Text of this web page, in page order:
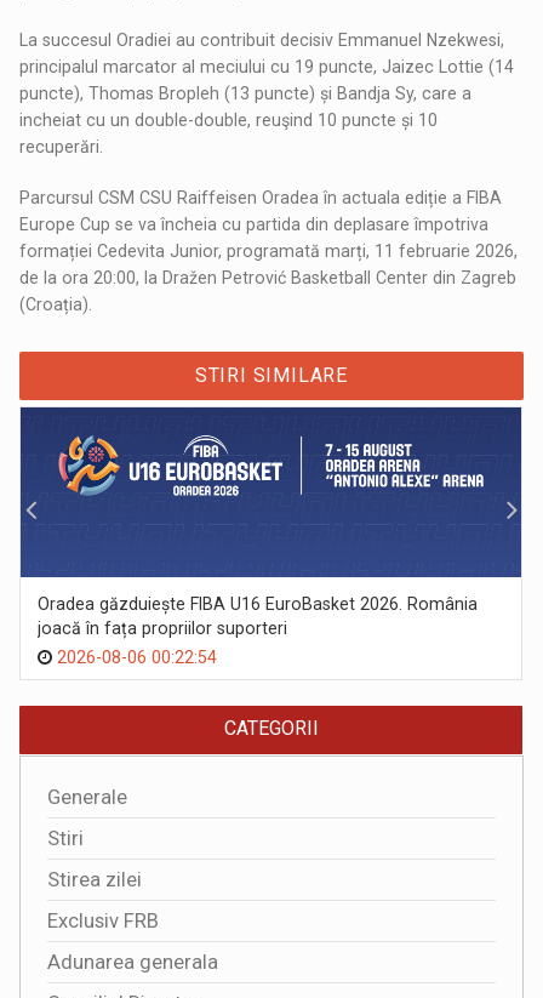
La succesul Oradiei au contribuit decisiv Emmanuel Nzekwesi,
principalul marcator al meciului cu 19 puncte, Jaizec Lottie (14
puncte), Thomas Bropleh (13 puncte) și Bandja Sy, care a
incheiat cu un double-double, reuşind 10 puncte și 10
recuperări.
Parcursul CSM CSU Raiffeisen Oradea în actuala ediție a FIBA
Europe Cup se va încheia cu partida din deplasare împotriva
formației Cedevita Junior, programată marți, 11 februarie 2026,
de la ora 20:00, la Dražen Petrović Basketball Center din Zagreb
(Croația).
STIRI SIMILARE
Oradea găzduiește FIBA U16 EuroBasket 2026. România
joacă în fața propriilor suporteri
2026-08-06 00:22:54
CATEGORII
Generale
Stiri
Stirea zilei
Exclusiv FRB
Adunarea generala